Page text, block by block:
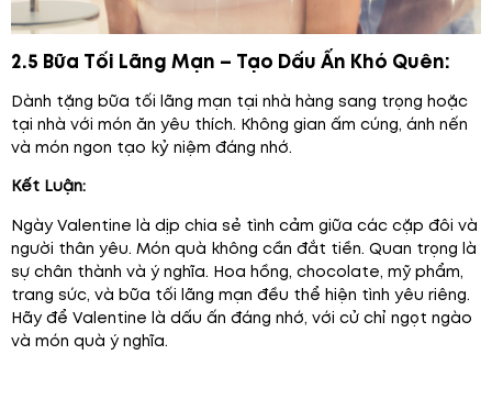
2.5 Bữa Tối Lãng Mạn – Tạo Dấu Ấn Khó Quên:
Dành tặng bữa tối lãng mạn tại nhà hàng sang trọng hoặc
tại nhà với món ăn yêu thích. Không gian ấm cúng, ánh nến
và món ngon tạo kỷ niệm đáng nhớ.
Kết Luận:
Ngày Valentine là dịp chia sẻ tình cảm giữa các cặp đôi và
người thân yêu. Món quà không cần đắt tiền. Quan trọng là
sự chân thành và ý nghĩa. Hoa hồng, chocolate, mỹ phẩm,
trang sức, và bữa tối lãng mạn đều thể hiện tình yêu riêng.
Hãy để Valentine là dấu ấn đáng nhớ, với cử chỉ ngọt ngào
và món quà ý nghĩa.